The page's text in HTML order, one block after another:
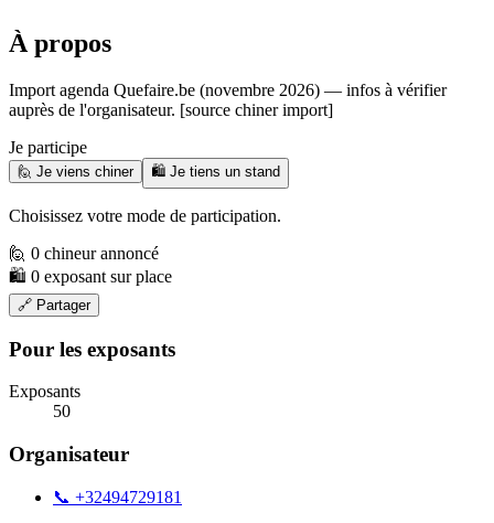
À propos
Import agenda Quefaire.be (novembre 2026) — infos à vérifier
auprès de l'organisateur. [source chiner import]
Je participe
🙋 Je viens chiner 🛍️ Je tiens un stand
Choisissez votre mode de participation.
🙋 0 chineur annoncé
🛍️ 0 exposant sur place
🔗 Partager
Pour les exposants
Exposants
50
Organisateur
📞 +32494729181